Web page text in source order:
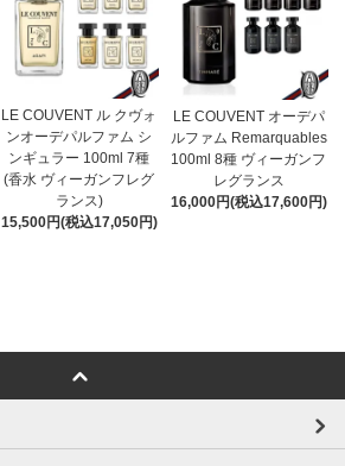
LE COUVENT ル クヴォ
ンオーデパルファム シ
ンギュラー 100ml 7種
(香水 ヴィーガンフレグ
ランス)
15,500円(税込17,050円)
LE COUVENT オーデパ
ルファム Remarquables
100ml 8種 ヴィーガンフ
レグランス
16,000円(税込17,600円)